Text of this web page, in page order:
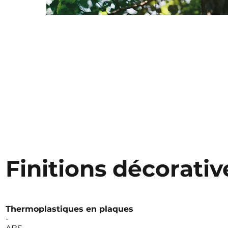
Finitions
Thermoplastiques en plaques
-